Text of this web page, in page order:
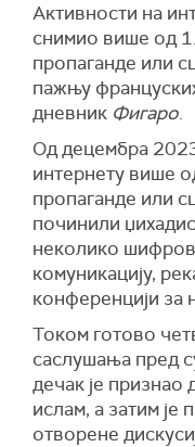
Активности на
снимио више од
пропаганде или
пажњу
дневник Фигаро.
Од децембра
интернету више
пропаганде или
починили
неколико
комуникацију,
конференцији за
Током готово
саслушања пред
дечак је признао
ислам, а затим је
отворене